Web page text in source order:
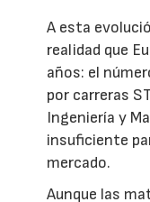
A esta
realidad que
años: el
por carreras
Ingeniería y
insuficiente
mercado.
Aunque las